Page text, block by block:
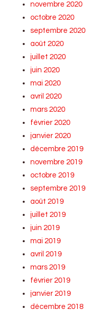
novembre 2020
octobre 2020
septembre 2020
août 2020
juillet 2020
juin 2020
mai 2020
avril 2020
mars 2020
février 2020
janvier 2020
décembre 2019
novembre 2019
octobre 2019
septembre 2019
août 2019
juillet 2019
juin 2019
mai 2019
avril 2019
mars 2019
février 2019
janvier 2019
décembre 2018